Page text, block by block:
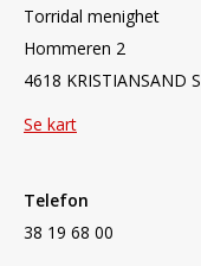
Torridal menighet
Hommeren 2
4618 KRISTIANSAND S
Se kart
Telefon
38 19 68 00